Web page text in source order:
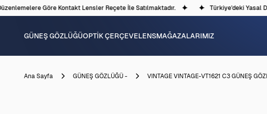
Göre Kontakt Lensler Reçete İle Satılmaktadır. Türkiye'deki Yasal
GÜNEŞ GÖZLÜĞÜOPTİK ÇERÇEVELENSMAĞAZALARIMIZ
Ana Sayfa GÜNEŞ GÖZLÜĞÜ - VINTAGE VINTAGE-VT1621 C3 GÜNEŞ